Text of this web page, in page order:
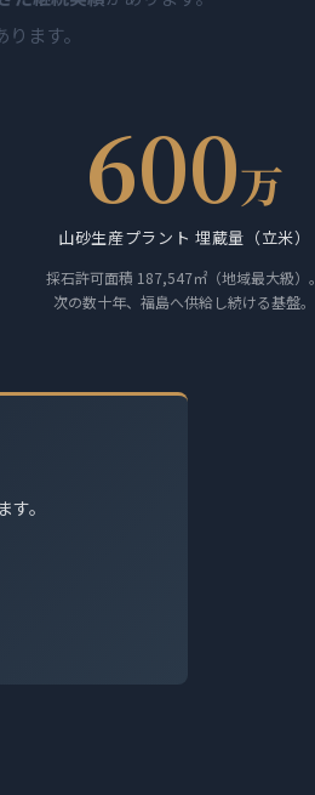
ます。
600万
山砂生産プラント 埋蔵量（立米）
採石許可面積 187,547㎡（地域最大級）。
次の数十年、福島へ供給し続ける基盤。
。